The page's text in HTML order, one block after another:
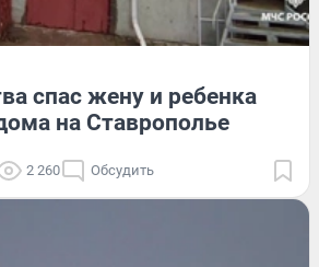
спас жену и ребенка
на Ставрополье
2 260 Обсудить